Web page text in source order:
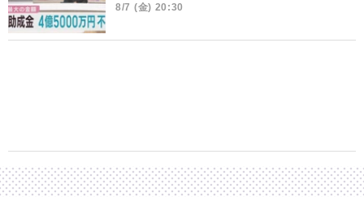
8/7 (金) 20:30